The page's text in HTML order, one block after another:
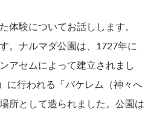
体験についてお話しします。
。ナルマダ公園は、1727年に
アセムによって建立されまし
に行われる「パケレム（神々へ
所として造られました。公園は